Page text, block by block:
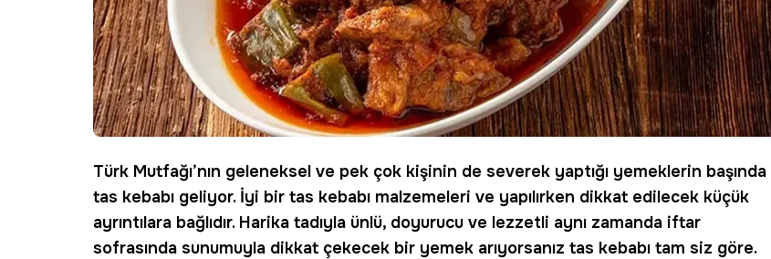
Türk Mutfağı’nın geleneksel ve pek çok kişinin de severek yaptığı yemeklerin başında
tas kebabı geliyor. İyi bir tas kebabı malzemeleri ve yapılırken dikkat edilecek küçük
ayrıntılara bağlıdır. Harika tadıyla ünlü, doyurucu ve lezzetli aynı zamanda iftar
sofrasında sunumuyla dikkat çekecek bir yemek arıyorsanız tas kebabı tam siz göre.